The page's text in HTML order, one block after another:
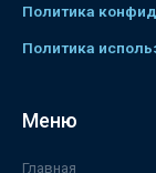
Политика
Политика
Меню
Главная